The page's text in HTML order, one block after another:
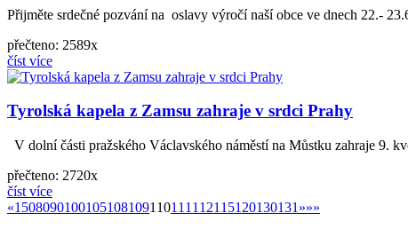
Přijměte srdečné pozvání na oslavy výročí naší obce ve dnech 22.-
přečteno: 2589x
číst více
Tyrolská kapela z Zamsu zahraje v srdci Prahy
V dolní části pražského Václavského náměstí na Můstku zahraje 9.
přečteno: 2720x
číst více
««1 508090100105108109110111 112115120130131 »»
»»